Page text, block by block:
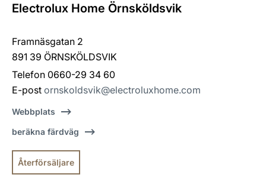
Electrolux Home Örnsköldsvik
Framnäsgatan 2
891 39 ÖRNSKÖLDSVIK
Telefon 0660-29 34 60
E-post ornskoldsvik@electroluxhome.com
Webbplats
beräkna färdväg
Återförsäljare